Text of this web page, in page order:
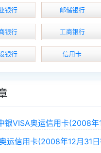
银行 邮储银行
银行 工商银行
银行 信用卡
银VISA奥运信用卡(2008年
运信用卡(2008年12月31日